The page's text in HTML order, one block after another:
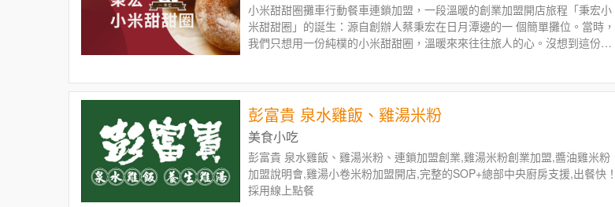
小米甜甜圈攤車行動餐車連鎖加盟，⼀段溫暖的創業加盟開店旅程「秉宏⼩
米甜甜圈」的誕⽣：源⾃創辦⼈蔡秉宏在⽇⽉潭邊的⼀ 個簡單攤位。當時，
我們只想⽤⼀份純樸的⼩米甜甜圈，溫暖來來往往旅⼈的⼼。沒想到這份初
彭富貴 泉水雞飯、雞湯米粉
美食小吃
彭富貴 泉水雞飯、雞湯米粉、連鎖加盟創業,雞湯米粉創業加盟,醬油雞米粉
加盟說明會,雞湯小卷米粉加盟開店,完整的SOP+總部中央廚房支援,出餐快！
採用線上點餐